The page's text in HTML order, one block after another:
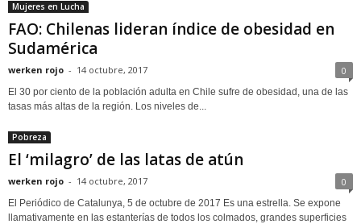
Mujeres en Lucha
FAO: Chilenas lideran índice de obesidad en
Sudamérica
werken rojo - 14 octubre, 2017 0
El 30 por ciento de la población adulta en Chile sufre de obesidad, una de las
tasas más altas de la región. Los niveles de...
Pobreza
El ‘milagro’ de las latas de atún
werken rojo - 14 octubre, 2017 0
El Periódico de Catalunya, 5 de octubre de 2017 Es una estrella. Se expone
llamativamente en las estanterías de todos los colmados, grandes superficies